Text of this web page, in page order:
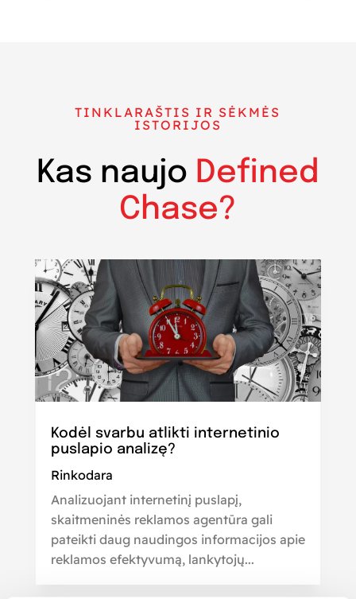
TINKLARAŠTIS IR SĖKMĖS
ISTORIJOS
Kas naujo Defined
Chase?
Kodėl svarbu atlikti internetinio
puslapio analizę?
Rinkodara
Analizuojant internetinį puslapį,
skaitmeninės reklamos agentūra gali
pateikti daug naudingos informacijos apie
reklamos efektyvumą, lankytojų...